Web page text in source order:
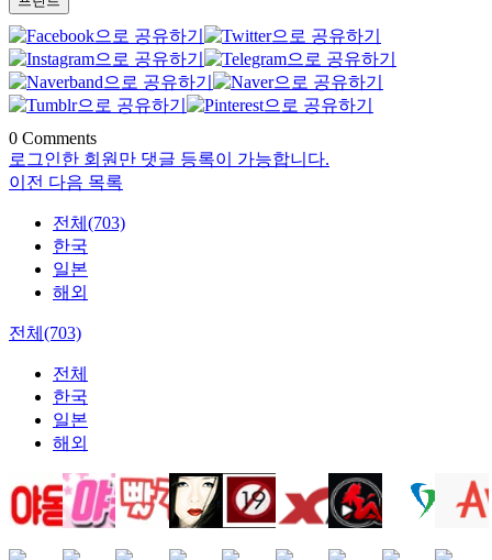
0 Comments
로그인한 회원만 댓글 등록이 가능합니다.
이전 다음 목록
전체(703)
한국
일본
해외
전체(703)
전체
한국
일본
해외